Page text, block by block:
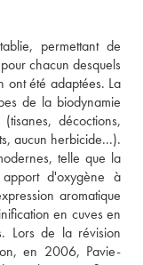
permettant de
chacun desquels
ont été adaptées. La
de la biodynamie
décoctions,
aucun herbicide...).
telle que la
d'oxygène à
aromatique
en cuves en
Lors de la révision
en 2006, Pavie-